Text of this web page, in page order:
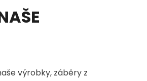
výrobky, záběry z